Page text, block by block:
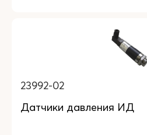
23992-02
Датчики давления ИД